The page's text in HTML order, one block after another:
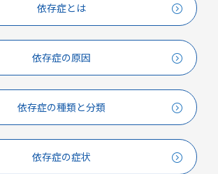
依存症とは
依存症の原因
依存症の種類と分類
依存症の症状